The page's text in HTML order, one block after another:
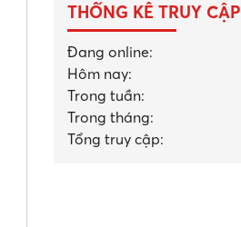
THỐNG KÊ TRUY CẬP
Đang online:
Hôm nay:
Trong tuần:
Trong tháng:
Tổng truy cập: